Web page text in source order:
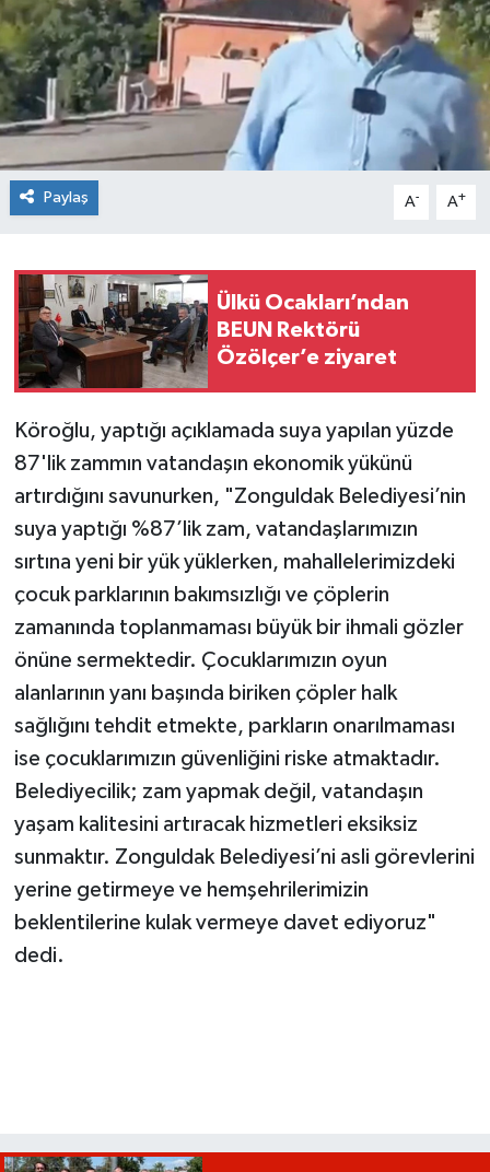
Paylaş A- A+
Ülkü Ocakları’ndan
BEUN Rektörü
Özölçer’e ziyaret
Köroğlu, yaptığı açıklamada suya yapılan yüzde
87'lik zammın vatandaşın ekonomik yükünü
artırdığını savunurken, "Zonguldak Belediyesi’nin
suya yaptığı %87’lik zam, vatandaşlarımızın
sırtına yeni bir yük yüklerken, mahallelerimizdeki
çocuk parklarının bakımsızlığı ve çöplerin
zamanında toplanmaması büyük bir ihmali gözler
önüne sermektedir. Çocuklarımızın oyun
alanlarının yanı başında biriken çöpler halk
sağlığını tehdit etmekte, parkların onarılmaması
ise çocuklarımızın güvenliğini riske atmaktadır.
Belediyecilik; zam yapmak değil, vatandaşın
yaşam kalitesini artıracak hizmetleri eksiksiz
sunmaktır. Zonguldak Belediyesi’ni asli görevlerini
yerine getirmeye ve hemşehrilerimizin
beklentilerine kulak vermeye davet ediyoruz"
dedi.